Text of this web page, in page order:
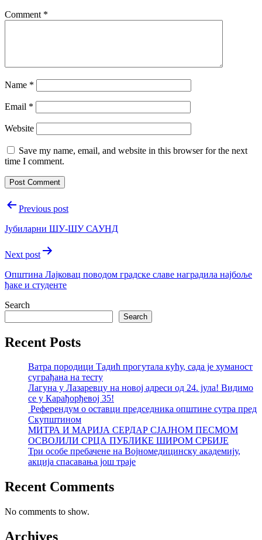
Comment *
Name *
Email *
Website
Save my name, email, and website in this browser for the next
time I comment.
PostPrevious post
Јубиларни ШУ-ШУ САУНД
Next post
Општина Лаjковац поводом градске славе наградила наjбоље
ђаке и студенте
Search
Search
Recent Posts
Ватра породици Тадић прогутала кућу, сада је хуманост
суграђана на тесту
Лагуна у Лазаревцу на новој адреси од 24. јула! Видимо
се у Карађорђевој 35!
Референдум о оставци председника општине сутра пред
Скупштином
МИТРА И МАРИЈА СЕРДАР СЈАЈНОМ ПЕСМОМ
ОСВОЈИЛИ СРЦА ПУБЛИКЕ ШИРОМ СРБИЈЕ
Три особе пребачене на Војномедицинску академију,
акција спасавања још траје
Recent Comments
No comments to show.
Archives